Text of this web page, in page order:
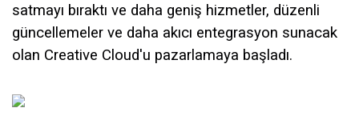
satmayı bıraktı ve daha geniş hizmetler, düzenli
güncellemeler ve daha akıcı entegrasyon sunacak
olan Creative Cloud'u pazarlamaya başladı.